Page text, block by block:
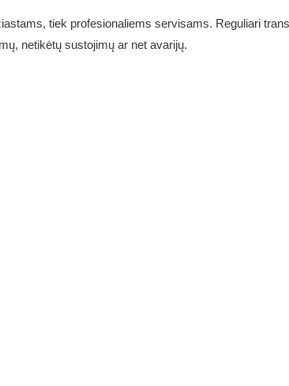
tiek profesionaliems servisams. Reguliari
netikėtų sustojimų ar net avarijų.